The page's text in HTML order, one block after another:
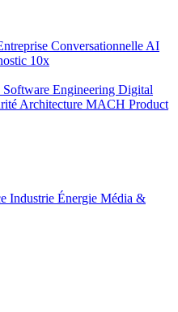
Conversationnelle AI
10x
Software Engineering Digital
Architecture MACH Product
Industrie Énergie Média &